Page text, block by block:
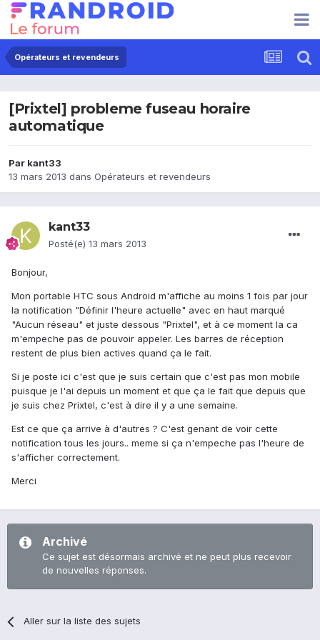
Opérateurs et revendeurs
[Prixtel] probleme fuseau horaire
automatique
Par kant33
13 mars 2013 dans Opérateurs et revendeurs
kant33
Posté(e) 13 mars 2013
Bonjour,
Mon portable HTC sous Android m'affiche au moins 1 fois par jour
la notification "Définir l'heure actuelle" avec en haut marqué
"Aucun réseau" et juste dessous "Prixtel", et à ce moment la ca
m'empeche pas de pouvoir appeler. Les barres de réception
restent de plus bien actives quand ça le fait.
Si je poste ici c'est que je suis certain que c'est pas mon mobile
puisque je l'ai depuis un moment et que ça le fait que depuis que
je suis chez Prixtel, c'est à dire il y a une semaine.
Est ce que ça arrive à d'autres ? C'est genant de voir cette
notification tous les jours.. meme si ça n'empeche pas l'heure de
s'afficher correctement.
Merci
Archivé
Ce sujet est désormais archivé et ne peut plus recevoir
de nouvelles réponses.
Aller sur la liste des sujets